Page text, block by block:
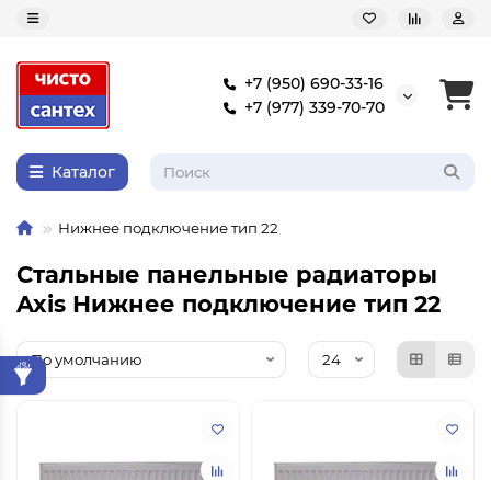
+7 (950) 690-33-16
+7 (977) 339-70-70
Каталог
Нижнее подключение тип 22
Стальные панельные радиаторы
Axis Нижнее подключение тип 22